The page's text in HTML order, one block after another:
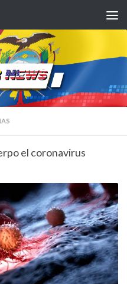
el coronavirus